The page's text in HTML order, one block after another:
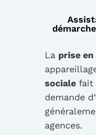
La prise en
sociale fait
demande
agences.